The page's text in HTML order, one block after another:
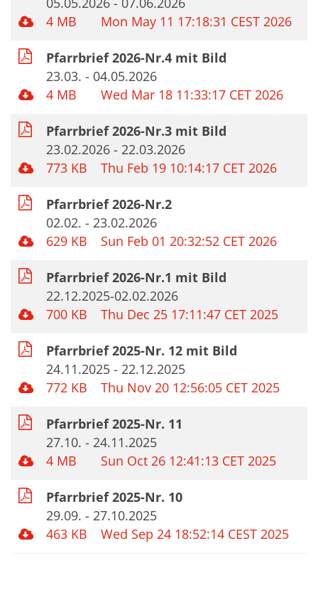
4 MB
Mon May 11 17:18:31 CEST 2026
Pfarrbrief 2026-Nr.4 mit Bild
23.03. - 04.05.2026
4 MB
Wed Mar 18 11:33:17 CET 2026
Pfarrbrief 2026-Nr.3 mit Bild
23.02.2026 - 22.03.2026
773 KB
Thu Feb 19 10:14:17 CET 2026
Pfarrbrief 2026-Nr.2
02.02. - 23.02.2026
629 KB
Sun Feb 01 20:32:52 CET 2026
Pfarrbrief 2026-Nr.1 mit Bild
22.12.2025-02.02.2026
700 KB
Thu Dec 25 17:11:47 CET 2025
Pfarrbrief 2025-Nr. 12 mit Bild
24.11.2025 - 22.12.2025
772 KB
Thu Nov 20 12:56:05 CET 2025
Pfarrbrief 2025-Nr. 11
27.10. - 24.11.2025
4 MB
Sun Oct 26 12:41:13 CET 2025
Pfarrbrief 2025-Nr. 10
29.09. - 27.10.2025
463 KB
Wed Sep 24 18:52:14 CEST 2025